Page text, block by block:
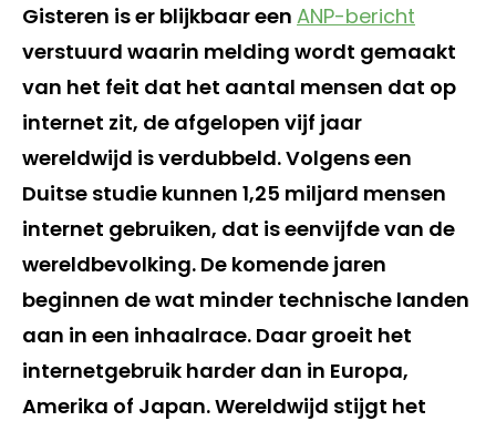
Gisteren is er blijkbaar een ANP-bericht
verstuurd waarin melding wordt gemaakt
van het feit dat het aantal mensen dat op
internet zit, de afgelopen vijf jaar
wereldwijd is verdubbeld. Volgens een
Duitse studie kunnen 1,25 miljard mensen
internet gebruiken, dat is eenvijfde van de
wereldbevolking. De komende jaren
beginnen de wat minder technische landen
aan in een inhaalrace. Daar groeit het
internetgebruik harder dan in Europa,
Amerika of Japan. Wereldwijd stijgt het